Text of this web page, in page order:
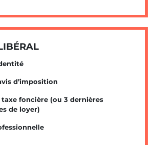
d’imposition
taxe foncière (ou 3 dernières
de loyer)